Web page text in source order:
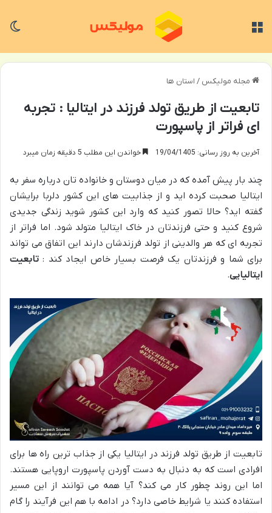
مجله مولیکس / استان ها
تابعیت از طریق تولد فرزند در ایتالیا : تجربه
ای فراتر از پاسپورت
آخرین به روز رسانی: 19/04/1405 خواندن این مطلب 5 دقیقه زمان میبرد
چند بار پیش آمده که در میان دوستان و خانواده تان درباره سفر به
ایتالیا صحبت کرده اید و از جذابیت های این کشور دلربا برایشان
گفته اید؟ حالا تصور کنید که وارد این کشور شوید زندگی جدیدی
شروع کنید و حتی فرزندتان در خاک ایتالیا متولد شود. اما فراتر از
تجربه ای که هر والدینی از تولد فرزندشان دارند این اتفاق می تواند
برای شما و فرزندتان یک فرصت بسیار خاص ایجاد کند : تابعیت
ایتالیایی.
تابعیت از طریق تولد فرزند در ایتالیا یکی از جذاب ترین راه ها برای
افرادی است که به دنبال به دست آوردن پاسپورت اروپایی هستند.
اما این روند چطور کار می کند؟ آیا همه می توانند از این مسیر
استفاده کنند یا شرایط خاصی دارد؟ در ادامه با هم این فرآیند را گام